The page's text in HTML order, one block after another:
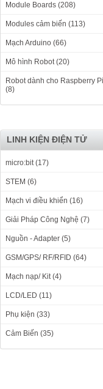
Module Boards (208)
Modules cảm biến (113)
Mạch Arduino (66)
Mô hình Robot (20)
Robot dành cho Raspberry Pi
(8)
LINH KIỆN ĐIỆN TỬ
micro:bit (17)
STEM (6)
Mạch vi điều khiển (16)
Giải Pháp Công Nghệ (7)
Nguồn - Adapter (5)
GSM/GPS/ RF/RFID (64)
Mạch nạp/ Kit (4)
LCD/LED (11)
Phụ kiện (33)
Cảm Biến (35)